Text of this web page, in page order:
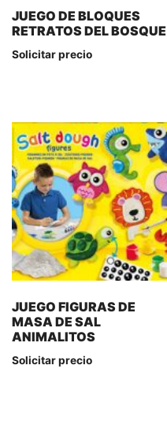
JUEGO DE BLOQUES
RETRATOS DEL BOSQUE
Solicitar precio
JUEGO FIGURAS DE
MASA DE SAL
ANIMALITOS
Solicitar precio